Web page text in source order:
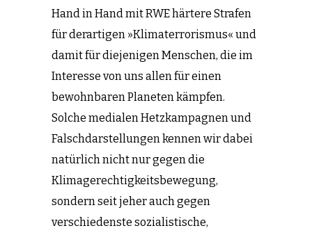
Hand in Hand mit RWE härtere Strafen
für derartigen »Klimaterrorismus« und
damit für diejenigen Menschen, die im
Interesse von uns allen für einen
bewohnbaren Planeten kämpfen.
Solche medialen Hetzkampagnen und
Falschdarstellungen kennen wir dabei
natürlich nicht nur gegen die
Klimagerechtigkeitsbewegung,
sondern seit jeher auch gegen
verschiedenste sozialistische,